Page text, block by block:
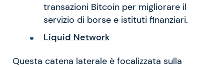
transazioni Bitcoin per migliorare il
servizio di borse e istituti finanziari.
Liquid Network
Questa catena laterale è focalizzata sulla